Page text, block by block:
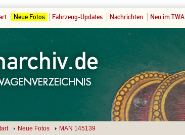
Neue Fotos Fahrzeug-Updates Nachrichten Neu im TWA
Neue Fotos MAN 145139